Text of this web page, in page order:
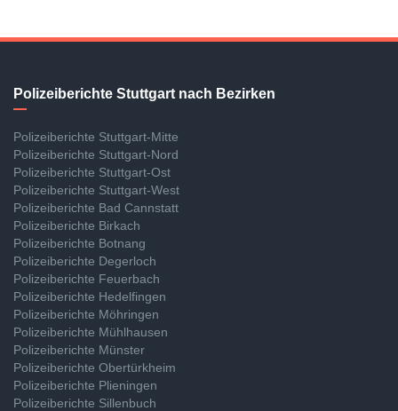
Polizeiberichte Stuttgart nach Bezirken
Polizeiberichte Stuttgart-Mitte
Polizeiberichte Stuttgart-Nord
Polizeiberichte Stuttgart-Ost
Polizeiberichte Stuttgart-West
Polizeiberichte Bad Cannstatt
Polizeiberichte Birkach
Polizeiberichte Botnang
Polizeiberichte Degerloch
Polizeiberichte Feuerbach
Polizeiberichte Hedelfingen
Polizeiberichte Möhringen
Polizeiberichte Mühlhausen
Polizeiberichte Münster
Polizeiberichte Obertürkheim
Polizeiberichte Plieningen
Polizeiberichte Sillenbuch